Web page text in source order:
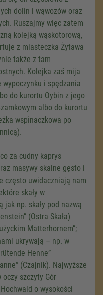
dolin i wąwozów oraz
Ruszajmy więc zatem
kolejką wąskotorową,
z miasteczka Żytawa
także z tam
Kolejka zaś mija
i spędzania
do kurortu Oybin z jego
albo do kurortu
wspinaczkowa po
za cudny kaprys
masywy skalne gęsto i
często uwidaczniają nam
skały w
np. skały pod nazwą
(Ostra Skała)
Matterhornem”;
ukrywają – np. w
Henne”
(Czajnik). Najwyższe
szczyty Gór
o wysokości